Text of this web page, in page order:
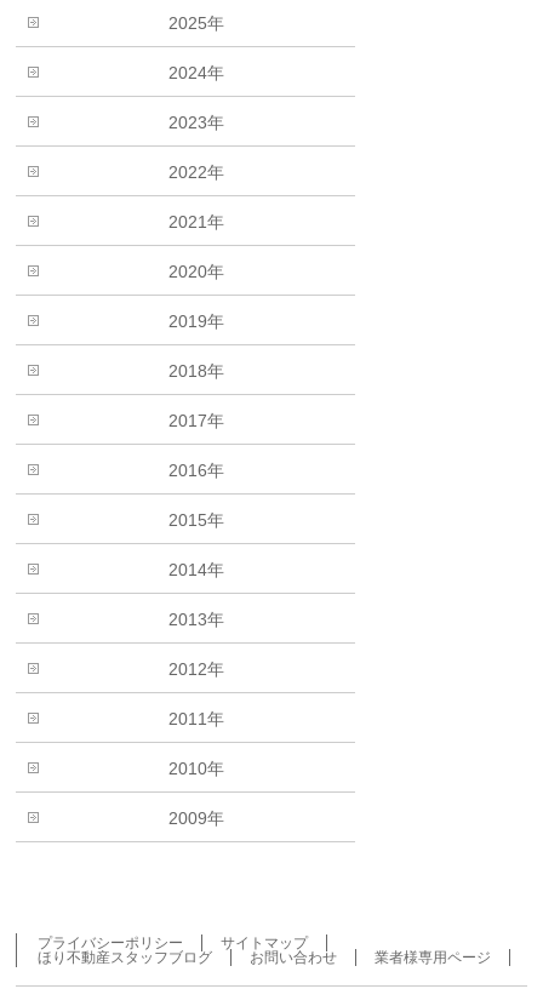
2025年
2024年
2023年
2022年
2021年
2020年
2019年
2018年
2017年
2016年
2015年
2014年
2013年
2012年
2011年
2010年
2009年
プライバシーポリシー
サイトマップ
ほり不動産スタッフブログ
お問い合わせ 業者様専用ページ